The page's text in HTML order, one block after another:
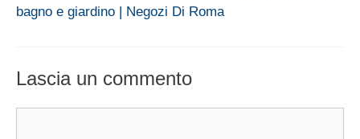
bagno e giardino | Negozi Di Roma
Lascia un commento